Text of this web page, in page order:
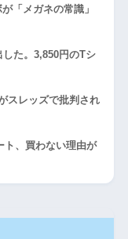
「メガネの常識」
した。3,850円のTシ
スレッズで批判され
ト、買わない理由が